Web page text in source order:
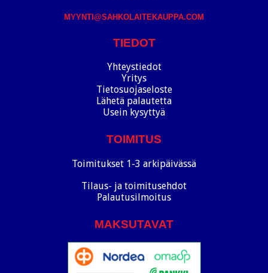
MYYNTI@SAHKOLAITEKAUPPA.COM
TIEDOT
Yhteystiedot
Yritys
Tietosuojaseloste
Lähetä palautetta
Usein kysyttyä
TOIMITUS
Toimitukset 1-3 arkipäivässä
Tilaus- ja toimitusehdot
Palautusilmoitus
MAKSUTAVAT